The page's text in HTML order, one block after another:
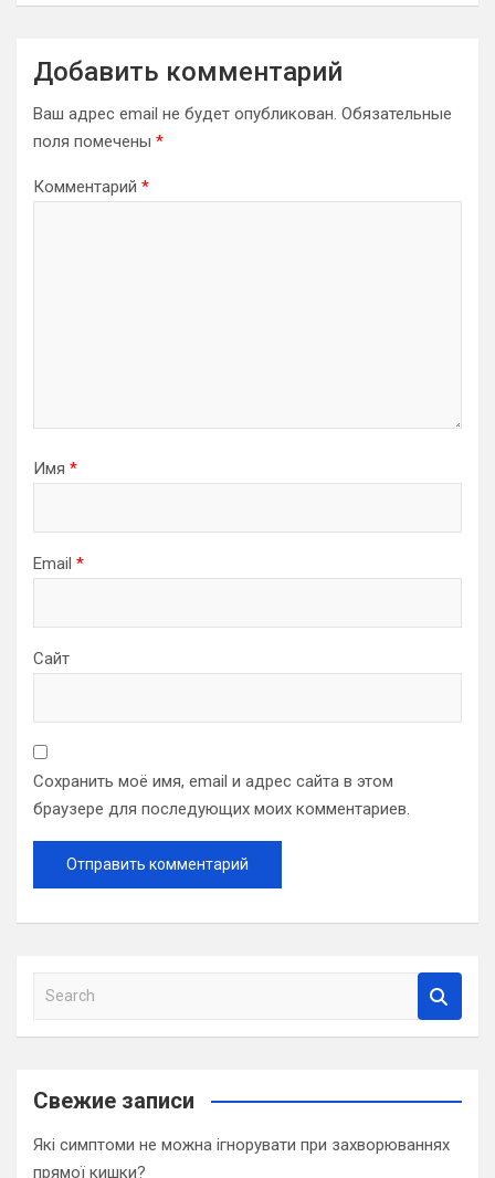
Добавить комментарий
Ваш адрес email не будет опубликован. Обязательные
поля помечены *
Комментарий *
Имя *
Email *
Сайт
Сохранить моё имя, email и адрес сайта в этом
браузере для последующих моих комментариев.
a
c
Свежие записи
Які симптоми не можна ігнорувати при захворюваннях
прямої кишки?